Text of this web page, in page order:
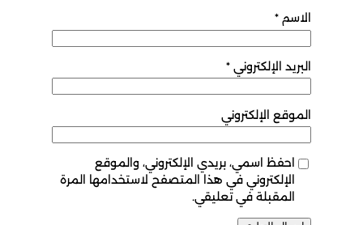
الاسم*
البريد الإلكتروني *
الموقع الإلكتروني
احفظ اسمي، بريدي الإلكتروني، والموقع
الإلكتروني في هذا المتصفح لاستخدامها المرة
المقبلة في تعليقي.